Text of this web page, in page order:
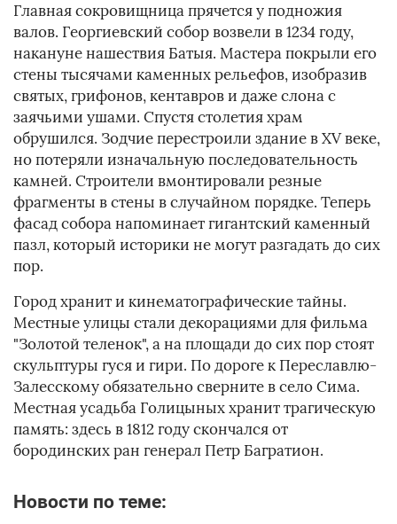
Главная сокровищница прячется у подножия
валов. Георгиевский собор возвели в 1234 году,
накануне нашествия Батыя. Мастера покрыли его
стены тысячами каменных рельефов, изобразив
святых, грифонов, кентавров и даже слона с
заячьими ушами. Спустя столетия храм
обрушился. Зодчие перестроили здание в XV веке,
но потеряли изначальную последовательность
камней. Строители вмонтировали резные
фрагменты в стены в случайном порядке. Теперь
фасад собора напоминает гигантский каменный
пазл, который историки не могут разгадать до сих
пор.
Город хранит и кинематографические тайны.
Местные улицы стали декорациями для фильма
"Золотой теленок", а на площади до сих пор стоят
скульптуры гуся и гири. По дороге к Переславлю-
Залесскому обязательно сверните в село Сима.
Местная усадьба Голицыных хранит трагическую
память: здесь в 1812 году скончался от
бородинских ран генерал Петр Багратион.
Новости по теме: